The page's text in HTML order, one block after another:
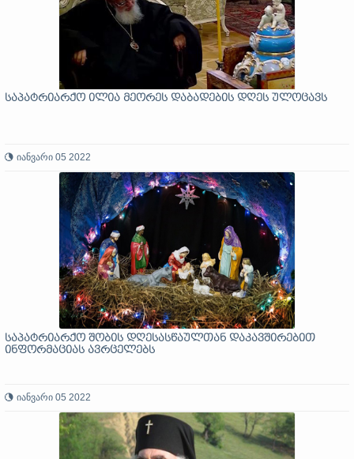
საპატრიარქო ილია მეორეს დაბადების დღეს ულოცავს
იანვარი 05 2022
საპატრიარქო შობის დღესასწაულთან დაკავშირებით
ინფორმაციას ავრცელებს
იანვარი 05 2022